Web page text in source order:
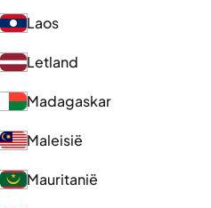
Laos
Letland
Madagaskar
Maleisië
Mauritanië